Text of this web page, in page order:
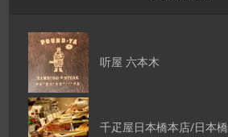
听屋 六本木
千疋屋日本橋本店/日本橋